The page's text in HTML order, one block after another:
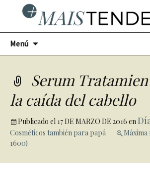
Menú
Serum
la caída del cabello
Publicado el 17 DE MARZO DE 2016 en
Cosméticos también para papá
1600)